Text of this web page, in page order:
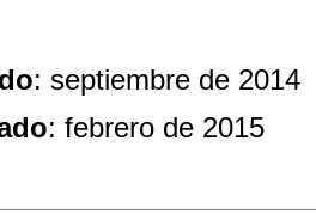
: septiembre de 2014
: febrero de 2015